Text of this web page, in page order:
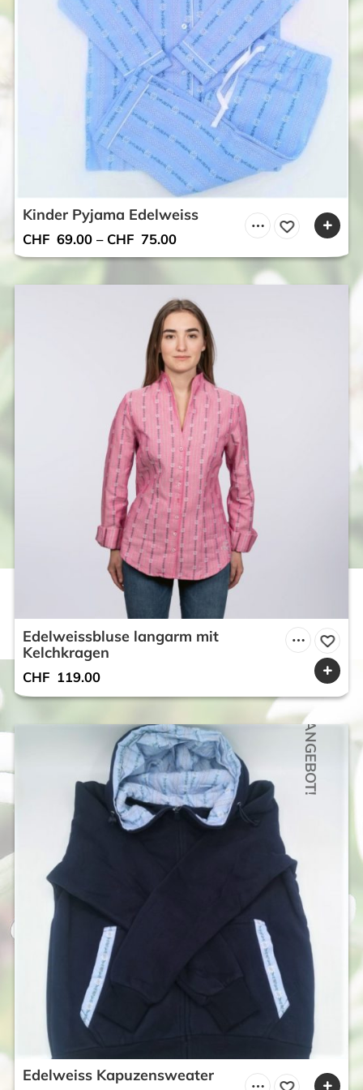
Kinder Pyjama Edelweiss
CHF 69.00 – CHF 75.00
Edelweissbluse langarm mit
Kelchkragen
CHF 119.00
ANGEBOT!
Edelweiss Kapuzensweater